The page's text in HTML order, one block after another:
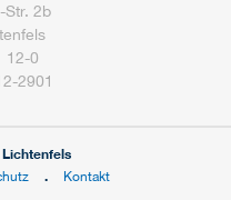
Str. 2b
12-0
2901
Kontakt